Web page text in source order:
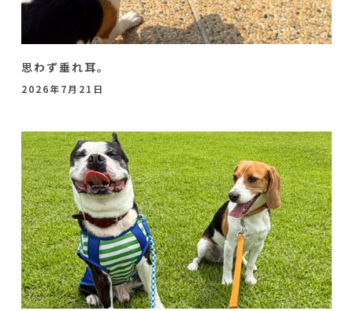
思わず垂れ耳。
2026年7月21日